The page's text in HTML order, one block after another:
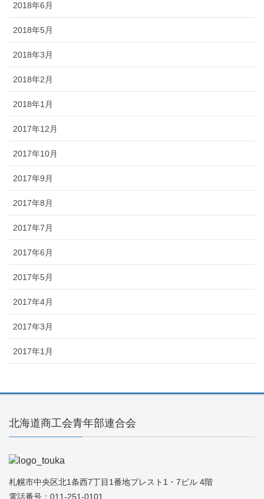
2018年6月
2018年5月
2018年3月
2018年2月
2018年1月
2017年12月
2017年10月
2017年9月
2017年8月
2017年7月
2017年6月
2017年5月
2017年4月
2017年3月
2017年1月
北海道商工会青年部連合会
札幌市中央区北1条西7丁目1番地プレスト1・7ビル 4階
電話番号：011-251-0101